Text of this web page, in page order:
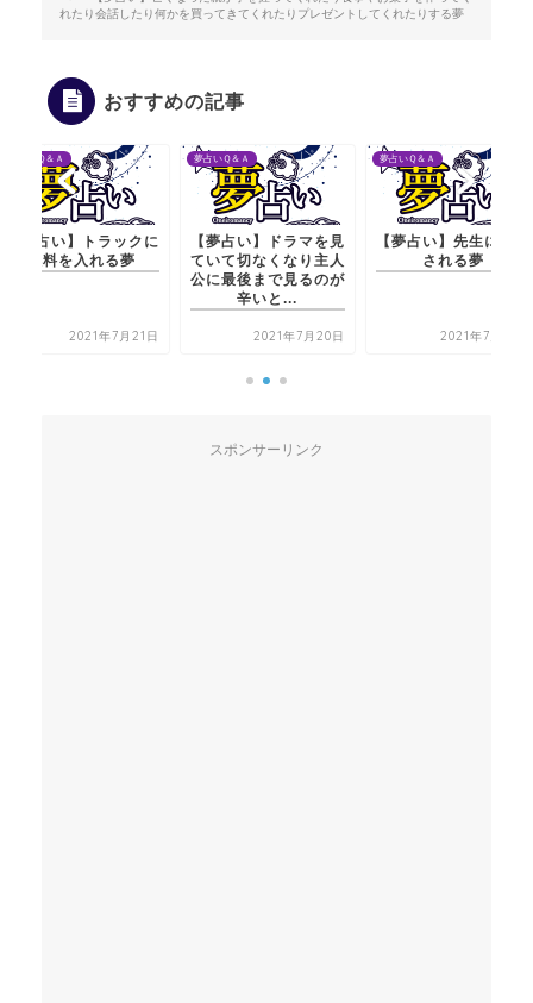
れたり会話したり何かを買ってきてくれたりプレゼントしてくれたりする夢
おすすめの記事
夢占いＱ＆Ａ
【夢占い】トラックに
燃料を入れる夢
2021年7月21日
夢占いＱ＆Ａ
【夢占い】ドラマを見
ていて切なくなり主人
公に最後まで見るのが
辛いと...
2021年7月20日
夢占いＱ＆Ａ
【夢占い】先生に罵倒
される夢
2021年7月21日
スポンサーリンク